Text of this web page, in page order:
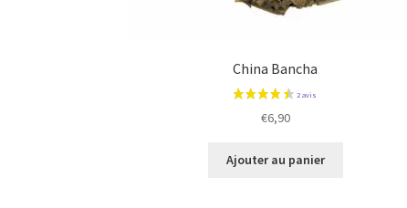
China Bancha
€6,90
Ajouter au panier